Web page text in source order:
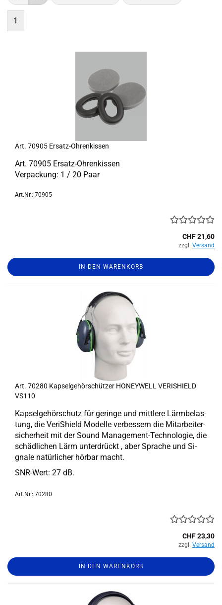
1
Art. 70905 Ersatz-​​Oh­ren­kis­sen
Art. 70905 Ersatz-​Ohrenkissen
Ver­pa­ckung: 1 / 20 Paar
Art.Nr.: 70905
CHF 21,60
zzgl. Versand
IN DEN WARENKORB
Art. 70280 Kap­sel­ge­hör­schüt­zer HO­NEY­WELL VE­RIS­HIELD
VS110
Kap­sel­ge­hör­schutz für ge­rin­ge und mitt­le­re Lärm­be­las­
tung, die Ve­riS­hield Mo­del­le ver­bes­sern die Mit­ar­bei­ter­
si­cher­heit mit der Sound Management-​Technologie, die
schäd­li­chen Lärm un­ter­drückt , aber Spra­che und Si­
gna­le na­tür­li­cher hör­bar macht.
SNR-​Wert: 27 dB.
Art.Nr.: 70280
CHF 23,30
zzgl. Versand
IN DEN WARENKORB